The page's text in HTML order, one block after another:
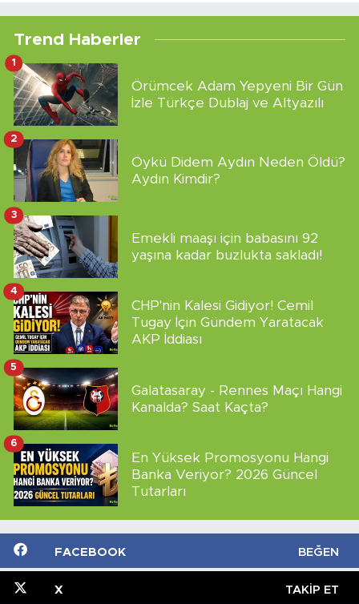
Trend Haberler
Örümcek Adam Yepyeni Bir Gün
İzle Türkçe Dublaj ve Altyazılı
1
Öykü Didem Aydın Neden Öldü?
Aydın Kimdir?
2
Emekli maaşı için babasını 92
yaşına kadar buzlukta sakladı!
3
CHP'nin Kalesi Gidiyor! Cemil
Tugay İçin Gündem Yaratacak
AKP İddiası
4
Galatasaray - Rennes Maçı Hangi
Kanalda? Saat Kaçta?
5
En Yüksek Promosyonu Hangi
Banka Veriyor? 2026 Güncel
Tutarları
6
FACEBOOK BEĞEN
X TAKIP ET